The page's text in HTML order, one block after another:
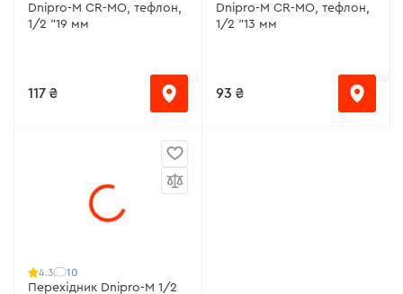
Dnipro-M CR-MO, тефлон,
1/2 "19 мм
117 ₴
Dnipro-M CR-MO, тефлон,
1/2 "13 мм
93 ₴
4.3 10
Перехідник Dnipro-M 1/2